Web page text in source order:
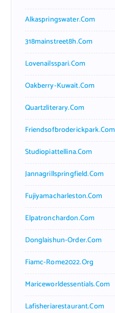
Alkaspringswater.com
318mainstreet8h.com
Lovenailsspari.com
Oakberry-Kuwait.com
Quartzliterary.com
Friendsofbroderickpark.com
Studiopiattellina.com
Jannagrillspringfield.com
Fujiyamacharleston.com
Elpatronchardon.com
Donglaishun-Order.com
Fiamc-Rome2022.org
Mariceworldessentials.com
Lafisheriarestaurant.com